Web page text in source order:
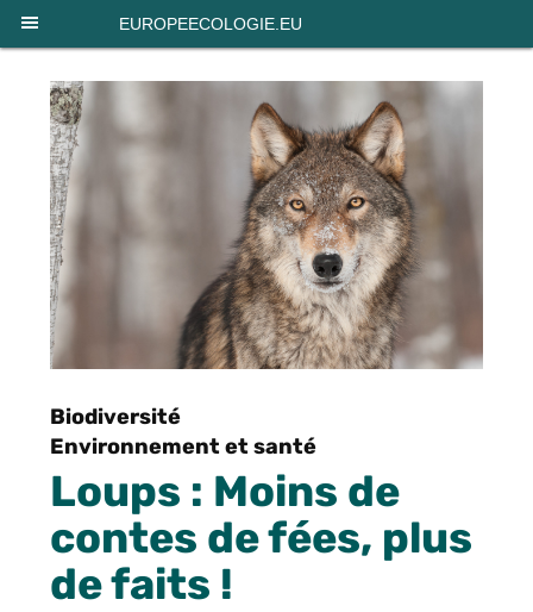
EUROPEECOLOGIE.EU
Biodiversité
Environnement et santé
Loups : Moins de
contes de fées, plus
de faits !